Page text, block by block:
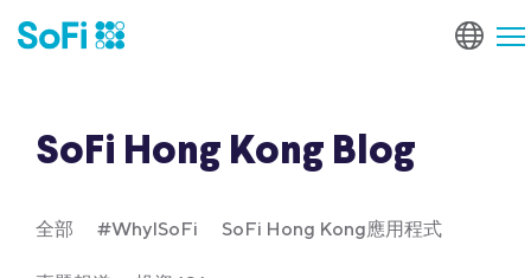
SoFi Hong Kong Blog
全部 #WhyISoFi SoFi Hong Kong應用程式